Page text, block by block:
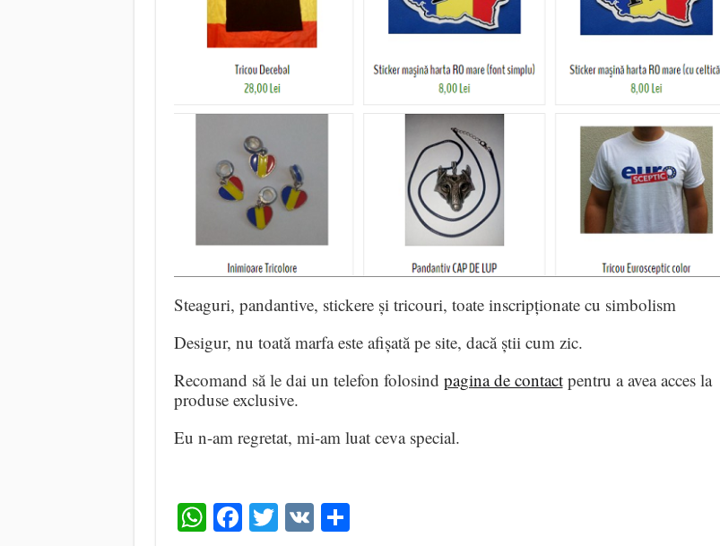
Steaguri, pandantive, stickere și tricouri, toate inscripționate cu simbolism
Desigur, nu toată marfa este afișată pe site, dacă știi cum zic.
Recomand să le dai un telefon folosind pagina de contactpentru a avea acces la
produse exclusive.
Eu n-am regretat, mi-am luat ceva special.
WhatsApp
Facebook
Twitter
VKShare